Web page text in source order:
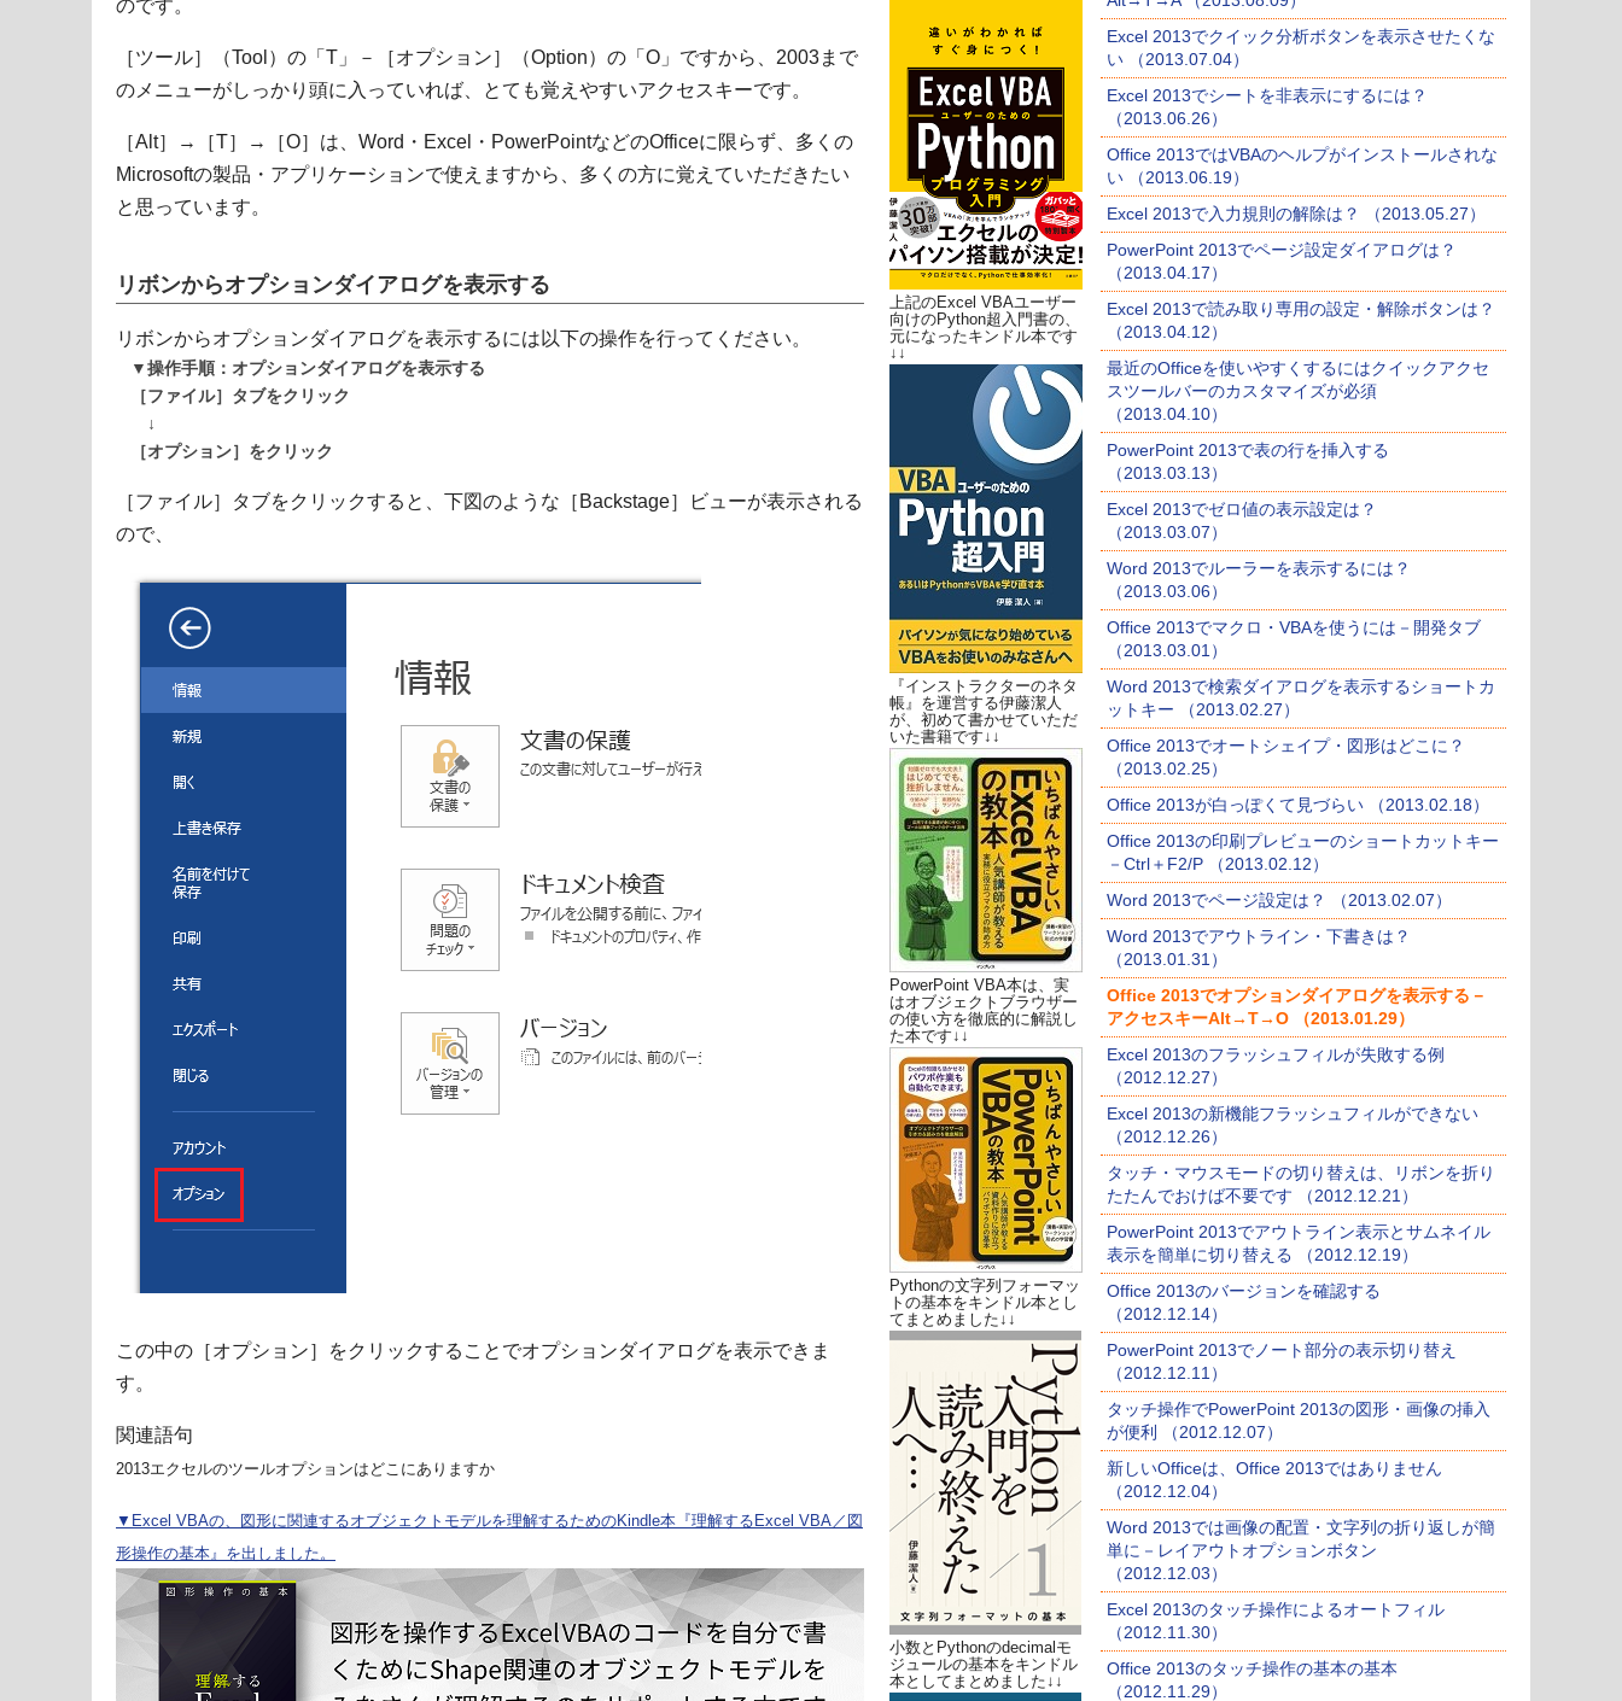
のです。
［ツール］（Tool）の「T」－［オプション］（Option）の「O」ですから、2003まで
のメニューがしっかり頭に入っていれば、とても覚えやすいアクセスキーです。
［Alt］→［T］→［O］は、Word・Excel・PowerPointなどのOfficeに限らず、多くの
Microsoftの製品・アプリケーションで使えますから、多くの方に覚えていただきたい
と思っています。
リボンからオプションダイアログを表示する
リボンからオプションダイアログを表示するには以下の操作を行ってください。
▼操作手順：オプションダイアログを表示する
［ファイル］タブをクリック
↓
［オプション］をクリック
［ファイル］タブをクリックすると、下図のような［Backstage］ビューが表示される
ので、
この中の［オプション］をクリックすることでオプションダイアログを表示できま
す。
関連語句
2013エクセルのツールオプションはどこにありますか
▼Excel VBAの、図形に関連するオブジェクトモデルを理解するためのKindle本『理解するExcel VBA／図
形操作の基本』を出しました。
上記のExcel VBAユーザー
向けのPython超入門書の、
元になったキンドル本です
↓↓
『インストラクターのネタ
帳』を運営する伊藤潔人
が、初めて書かせていただ
いた書籍です↓↓
PowerPoint VBA本は、実
はオブジェクトブラウザー
の使い方を徹底的に解説し
た本です↓↓
Pythonの文字列フォーマッ
トの基本をキンドル本とし
てまとめました↓↓
小数とPythonのdecimalモ
ジュールの基本をキンドル
本としてまとめました↓↓
Excel 2013でクイック分析ボタンを表示させたくな
い （2013.07.04）
Excel 2013でシートを非表示にするには？
（2013.06.26）
Office 2013ではVBAのヘルプがインストールされな
い （2013.06.19）
Excel 2013で入力規則の解除は？ （2013.05.27）
PowerPoint 2013でページ設定ダイアログは？
（2013.04.17）
Excel 2013で読み取り専用の設定・解除ボタンは？
（2013.04.12）
最近のOfficeを使いやすくするにはクイックアクセ
スツールバーのカスタマイズが必須
（2013.04.10）
PowerPoint 2013で表の行を挿入する
（2013.03.13）
Excel 2013でゼロ値の表示設定は？
（2013.03.07）
Word 2013でルーラーを表示するには？
（2013.03.06）
Office 2013でマクロ・VBAを使うには－開発タブ
（2013.03.01）
Word 2013で検索ダイアログを表示するショートカ
ットキー （2013.02.27）
Office 2013でオートシェイプ・図形はどこに？
（2013.02.25）
Office 2013が白っぽくて見づらい （2013.02.18）
Office 2013の印刷プレビューのショートカットキー
－Ctrl＋F2/P （2013.02.12）
Word 2013でページ設定は？ （2013.02.07）
Word 2013でアウトライン・下書きは？
（2013.01.31）
Office 2013でオプションダイアログを表示する－
アクセスキーAlt→T→O （2013.01.29）
Excel 2013のフラッシュフィルが失敗する例
（2012.12.27）
Excel 2013の新機能フラッシュフィルができない
（2012.12.26）
タッチ・マウスモードの切り替えは、リボンを折り
たたんでおけば不要です （2012.12.21）
PowerPoint 2013でアウトライン表示とサムネイル
表示を簡単に切り替える （2012.12.19）
Office 2013のバージョンを確認する
（2012.12.14）
PowerPoint 2013でノート部分の表示切り替え
（2012.12.11）
タッチ操作でPowerPoint 2013の図形・画像の挿入
が便利 （2012.12.07）
新しいOfficeは、Office 2013ではありません
（2012.12.04）
Word 2013では画像の配置・文字列の折り返しが簡
単に－レイアウトオプションボタン
（2012.12.03）
Excel 2013のタッチ操作によるオートフィル
（2012.11.30）
Office 2013のタッチ操作の基本の基本
（2012.11.29）